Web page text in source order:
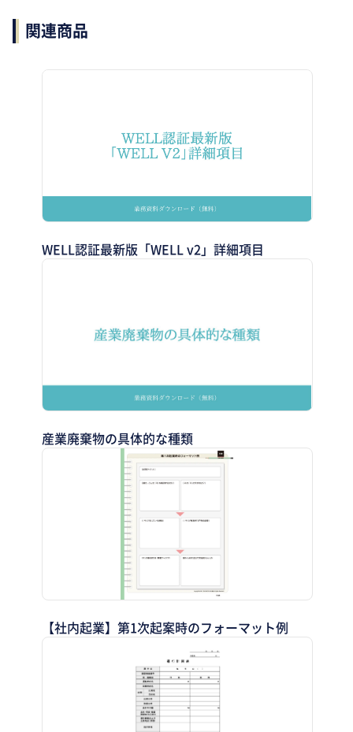
関連商品
WELL認証最新版「WELL v2」詳細項目
産業廃棄物の具体的な種類
【社内起業】第1次起案時のフォーマット例